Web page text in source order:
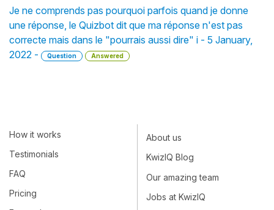
Je ne comprends pas pourquoi parfois quand je donne
une réponse, le Quizbot dit que ma réponse n'est pas
correcte mais dans le "pourrais aussi dire" i - 5 January,
2022 -
Question Answered
How it works
Testimonials
FAQ
Pricing
About us
KwizIQ Blog
Our amazing team
Jobs at KwizIQ